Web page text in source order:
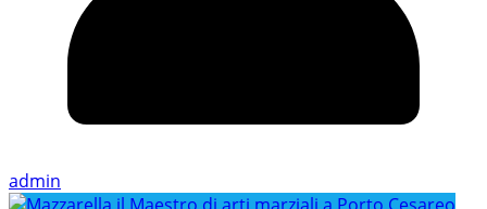
admin